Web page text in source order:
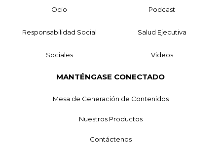
Ocio Podcast
Responsabilidad Social Salud Ejecutiva
Sociales Videos
MANTÉNGASE CONECTADO
Mesa de Generación de Contenidos
Nuestros Productos
Contáctenos